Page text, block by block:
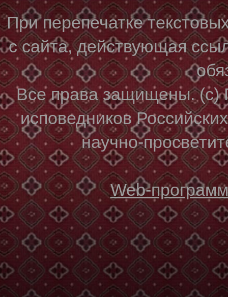
При перепечатке
с сайта, действующая
Все права защищены. (с)
исповедников
научно-
Web-